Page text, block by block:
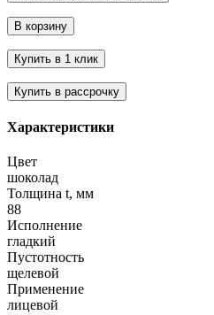
Характеристики
Цвет
шоколад
Толщина t, мм
88
Исполнение
гладкий
Пустотность
щелевой
Применение
лицевой